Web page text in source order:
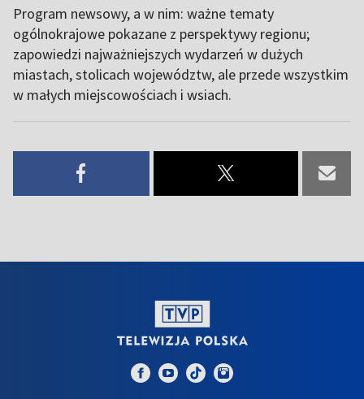
Program newsowy, a w nim: ważne tematy
ogólnokrajowe pokazane z perspektywy regionu;
zapowiedzi najważniejszych wydarzeń w dużych
miastach, stolicach województw, ale przede wszystkim
w małych miejscowościach i wsiach.